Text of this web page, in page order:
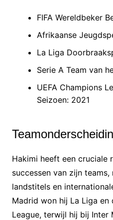
FIFA Wereldbeker
Afrikaanse
La Liga
Serie A Team van
UEFA Champions
Seizoen: 2021
Hakimi heeft een cruciale
successen van zijn
landstitels en
Madrid won hij La Liga en
League, terwijl hij bij Inter